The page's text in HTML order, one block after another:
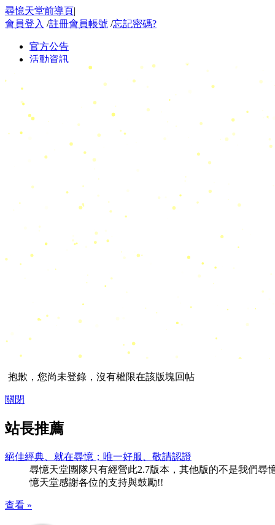
尋憶天堂前導頁|
會員登入 /註冊會員帳號 /忘記密碼?
抱歉，您尚未登錄，沒有權限在該版塊回帖
關閉
站長推薦
絕佳經典、就在尋憶；唯一好服、敬請認證
尋憶天堂團隊只有經營此2.7版本，其他版的不是我們尋
憶天堂感謝各位的支持與鼓勵!!
查看 »